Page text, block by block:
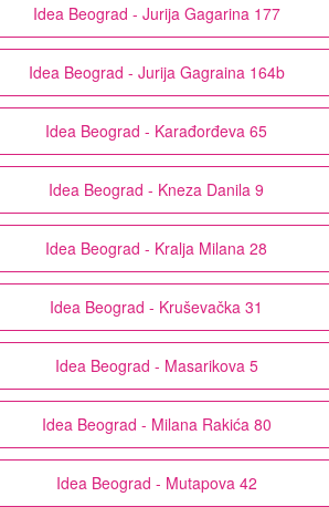
Idea Beograd - Jurija Gagarina 177
Idea Beograd - Jurija Gagraina 164b
Idea Beograd - Karađorđeva 65
Idea Beograd - Kneza Danila 9
Idea Beograd - Kralja Milana 28
Idea Beograd - Kruševačka 31
Idea Beograd - Masarikova 5
Idea Beograd - Milana Rakića 80
Idea Beograd - Mutapova 42